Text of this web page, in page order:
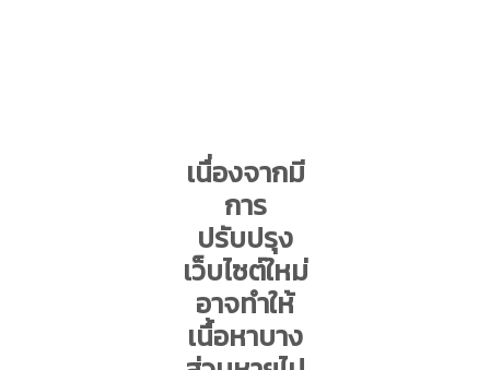
เนื่องจากมี
การ
ปรับปรุง
เว็บไซต์ใหม่
อาจทำให้
เนื้อหาบาง